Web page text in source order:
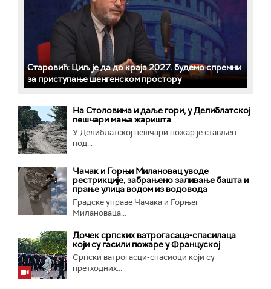
Старовић: Циљ је да до краја 2027. будемо спремни
за приступање шенгенском простору
На Столовима и даље гори, у Делиблатској
пешчари мања жаришта
У Делиблатској пешчари пожар је стављен
под...
Чачак и Горњи Милановац уводе
рестрикције, забрањено заливање башта и
прање улица водом из водовода
Градске управе Чачака и Горњег
Милановаца...
Дочек српских ватрогасаца-спасилаца
који су гасили пожаре у Француској
Српски ватрогасци-спасиоци који су
претходних...